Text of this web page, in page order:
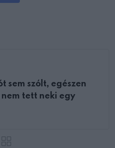
sem szólt, egészen
tett neki egy